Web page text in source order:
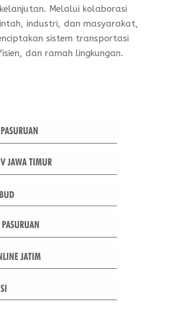
Melalui kolaborasi
industri, dan masyarakat,
sistem transportasi
dan ramah lingkungan.